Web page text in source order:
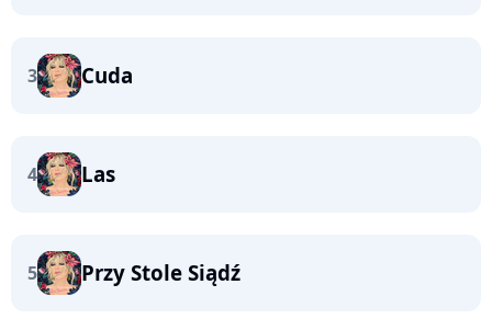
3 Cuda
4 Las
5 Przy Stole Siądź